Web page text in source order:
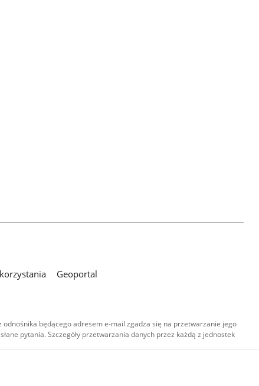
Geoportal
będącego adresem e-mail zgadza się na przetwarzanie jego
pytania. Szczegóły przetwarzania danych przez każdą z jednostek